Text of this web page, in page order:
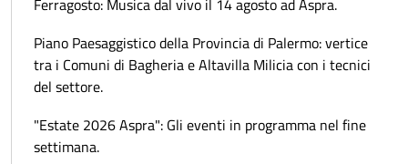
Ferragosto: Musica dal vivo il 14 agosto ad Aspra.
Piano Paesaggistico della Provincia di Palermo: vertice
tra i Comuni di Bagheria e Altavilla Milicia con i tecnici
del settore.
"Estate 2026 Aspra": Gli eventi in programma nel fine
settimana.